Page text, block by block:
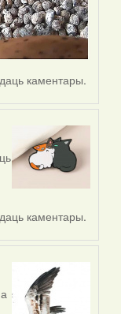
каментары.
каментары.